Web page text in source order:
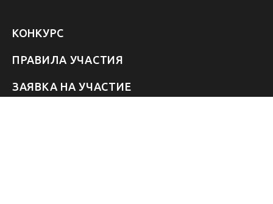
КОНКУРС
ПРАВИЛА УЧАСТИЯ
ЗАЯВКА НА УЧАСТИЕ